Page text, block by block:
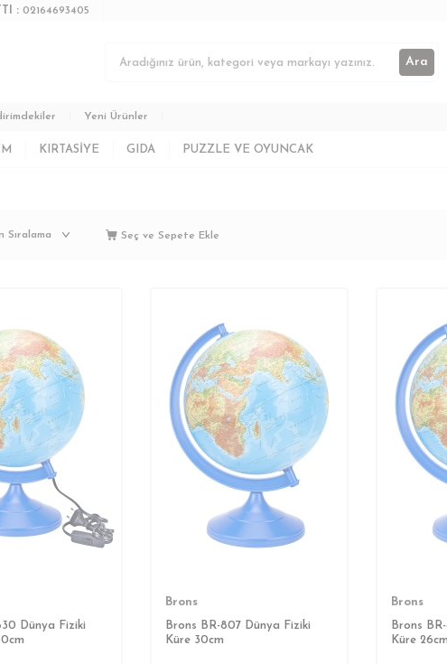
: 02164693405
Ara
Yeni Ürünler
KIRTASIYE GIDA PUZZLE VE OYUNCAK
Seç ve Sepete Ekle
Dünya Fiziki
Brons
Brons BR-807 Dünya Fiziki
Küre 30cm
Brons
Brons
Küre 26cm